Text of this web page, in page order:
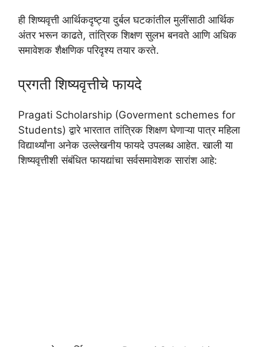
ही शिष्यवृत्ती आर्थिकदृष्ट्या दुर्बल घटकांतील मुलींसाठी आर्थिक
अंतर भरून काढते, तांत्रिक शिक्षण सुलभ बनवते आणि अधिक
समावेशक शैक्षणिक परिदृश्य तयार करते.
प्रगती शिष्यवृत्तीचे फायदे
Pragati Scholarship (Goverment schemes for
Students) द्वारे भारतात तांत्रिक शिक्षण घेणाऱ्या पात्र महिला
विद्यार्थ्यांना अनेक उल्लेखनीय फायदे उपलब्ध आहेत. खाली या
शिष्यवृत्तीशी संबंधित फायद्यांचा सर्वसमावेशक सारांश आहे: